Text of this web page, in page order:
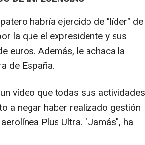
habría ejercido de "líder" de
la que el expresidente y sus
euros. Además, le achaca la
de España.
vídeo que todas sus actividades
a negar haber realizado gestión
Plus Ultra. "Jamás", ha